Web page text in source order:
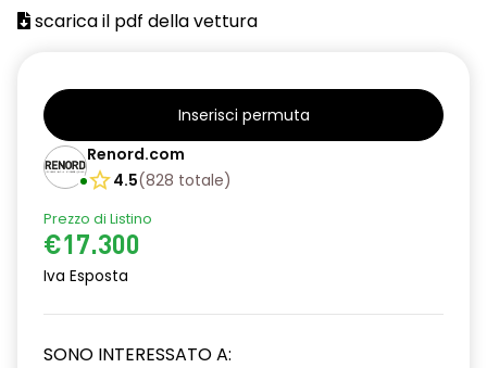
scarica il pdf della vettura
Inserisci permuta
Renord.com
4.5(828 totale)
Prezzo di Listino
€17.300
Iva Esposta
SONO INTERESSATO A: